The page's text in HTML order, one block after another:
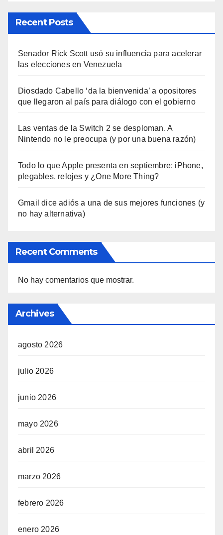
Recent Posts
Senador Rick Scott usó su influencia para acelerar
las elecciones en Venezuela
Diosdado Cabello ‘da la bienvenida’ a opositores
que llegaron al país para diálogo con el gobierno
Las ventas de la Switch 2 se desploman. A
Nintendo no le preocupa (y por una buena razón)
Todo lo que Apple presenta en septiembre: iPhone,
plegables, relojes y ¿One More Thing?
Gmail dice adiós a una de sus mejores funciones (y
no hay alternativa)
Recent Comments
No hay comentarios que mostrar.
Archives
agosto 2026
julio 2026
junio 2026
mayo 2026
abril 2026
marzo 2026
febrero 2026
enero 2026